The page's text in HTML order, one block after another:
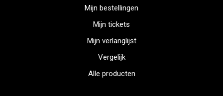
Mijn bestellingen
Mijn tickets
Mijn verlanglijst
Vergelijk
Alle producten